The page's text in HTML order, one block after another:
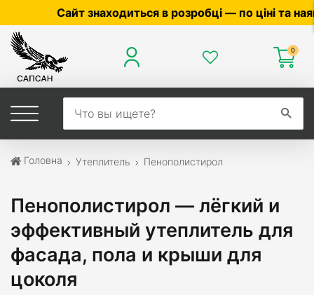
в розробці — по ціні та наявності
0
Головна Утеплитель Пенополистирол
Пенополистирол — лёгкий и
эффективный утеплитель для
фасада, пола и крыши для
цоколя